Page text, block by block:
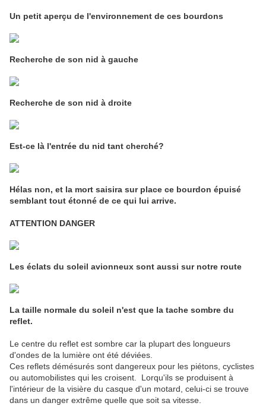
Un petit aperçu de l'environnement de ces bourdons
Recherche de son nid à gauche
Recherche de son nid à droite
Est-ce là l'entrée du nid tant cherché?
Hélas non, et la mort saisira sur place ce bourdon épuisé
semblant tout étonné de ce qui lui arrive.
ATTENTION DANGER
Les éclats du soleil avionneux sont aussi sur notre route
La taille normale du soleil n'est que la tache sombre du
reflet.
Le centre du reflet est sombre car la plupart des longueurs
d'ondes de la lumière ont été déviées.
Ces reflets démésurés sont dangereux pour les piétons, cyclistes
ou automobilistes qui les croisent. Lorqu'ils se produisent à
l'intérieur de la visière du casque d'un motard, celui-ci se trouve
dans un danger extrême quelle que soit sa vitesse.